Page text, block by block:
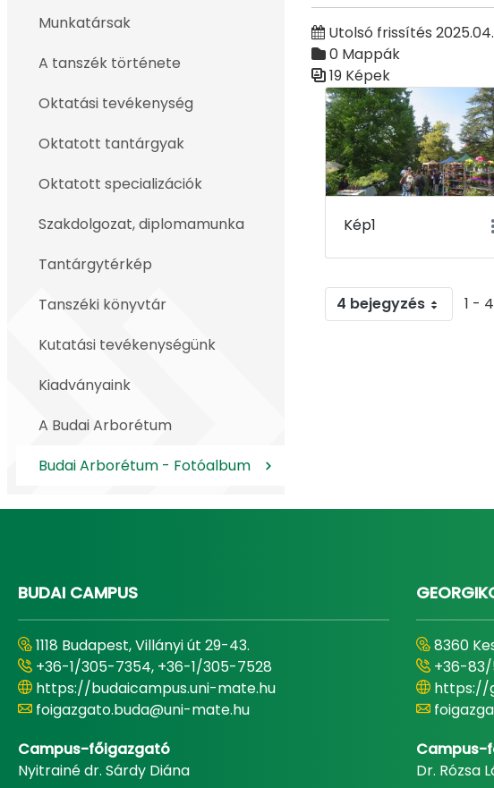
Munkatársak
A tanszék története
Oktatási tevékenység
Oktatott tantárgyak
Oktatott specializációk
Szakdolgozat, diplomamunka
Tantárgytérkép
Tanszéki könyvtár
Kutatási tevékenységünk
Kiadványaink
A Budai Arborétum
Budai Arborétum - Fotóalbum
Utolsó frissítés
0 Mappák
19 Képek
Médiatár
Kép1
4 bejegyzés 1 -
BUDAI CAMPUS
1118 Budapest, Villányi út 29-43.
+36-1/305-7354, +36-1/305-7528
https://budaicampus.uni-mate.hu
foigazgato.buda@uni-mate.hu
Campus-főigazgató
Nyitrainé dr. Sárdy Diána
8360
+36-
https://
Campus-
Dr. Rózsa